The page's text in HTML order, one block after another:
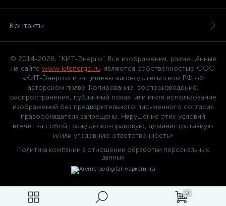
0
Контакты
© 2014-2026, "КИТ-Энерго". Все изображения, размещённые
на сайте www.kitenergo.ru, являются собственностью ООО
«КИТ-Энерго» и защищены законодательством РФ об
авторском праве. Копирование, воспроизведение,
распространение, публичный показ, или иное использование
изображений без предварительного письменного согласия
правообладателя запрещены. Нарушение этих условий
влечёт за собой гражданско-правовую, административную
и/или уголовную ответственность»
Политика компании в отношении обработки персональных
данных